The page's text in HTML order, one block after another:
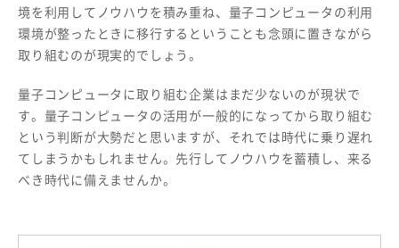
境を利用してノウハウを積み重ね、量子コンピュータの利用
環境が整ったときに移行するということも念頭に置きながら
取り組むのが現実的でしょう。
量子コンピュータに取り組む企業はまだ少ないのが現状で
す。量子コンピュータの活用が一般的になってから取り組む
という判断が大勢だと思いますが、それでは時代に乗り遅れ
てしまうかもしれません。先行してノウハウを蓄積し、来る
べき時代に備えませんか。